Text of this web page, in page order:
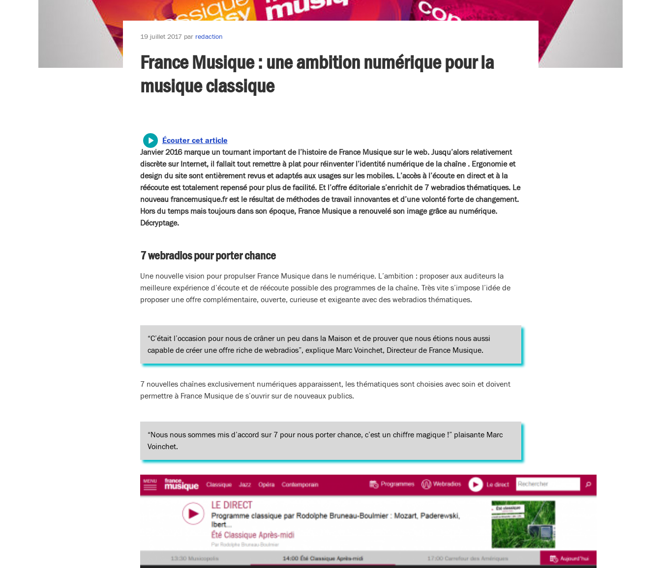
19 juillet 2017par redaction
France Musique : une ambition numérique pour la
musique classique
Écouter cet article
Janvier 2016 marque un tournant important de l’histoire de France Musique sur le web. Jusqu’alors relativement
discrète sur Internet, il fallait tout remettre à plat pour réinventer l’identité numérique de la chaîne . Ergonomie et
design du site sont entièrement revus et adaptés aux usages sur les mobiles. L’accès à l’écoute en direct et à la
réécoute est totalement repensé pour plus de facilité. Et l’offre éditoriale s’enrichit de 7 webradios thématiques. Le
nouveau francemusique.fr est le résultat de méthodes de travail innovantes et d’une volonté forte de changement.
Hors du temps mais toujours dans son époque, France Musique a renouvelé son image grâce au numérique.
Décryptage.
7 webradios pour porter chance
Une nouvelle vision pour propulser France Musique dans le numérique. L’ambition : proposer aux auditeurs la
meilleure expérience d’écoute et de réécoute possible des programmes de la chaîne. Très vite s’impose l’idée de
proposer une offre complémentaire, ouverte, curieuse et exigeante avec des webradios thématiques.
“C’était l’occasion pour nous de crâner un peu dans la Maison et de prouver que nous étions nous aussi
capable de créer une offre riche de webradios”, explique Marc Voinchet, Directeur de France Musique.
7 nouvelles chaînes exclusivement numériques apparaissent, les thématiques sont choisies avec soin et doivent
permettre à France Musique de s’ouvrir sur de nouveaux publics.
“Nous nous sommes mis d’accord sur 7 pour nous porter chance, c’est un chiffre magique !” plaisante Marc
Voinchet.